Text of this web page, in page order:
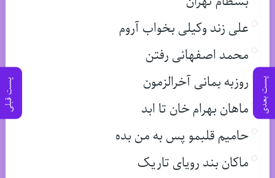
پست بعدی پست قبلی
علی زند وکیلی بخواب آروم
محمد اصفهانی رفتن
روزبه بمانی آخرالزمون
ماهان بهرام خان تا ابد
حامیم قلبمو پس به من بده
ماکان بند رویای تاریک